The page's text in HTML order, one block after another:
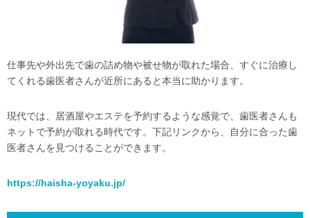
仕事先や外出先で歯の詰め物や被せ物が取れた場合、すぐに治療し
てくれる歯医者さんが近所にあると本当に助かります。
現代では、居酒屋やエステを予約するような感覚で、歯医者さんも
ネットで予約が取れる時代です。下記リンクから、自分に合った歯
医者さんを見つけることができます。
https://haisha-yoyaku.jp/